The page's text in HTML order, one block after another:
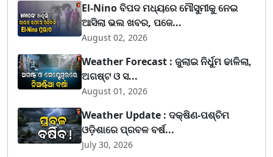
El-Nino ବିପଦ ମଧ୍ୟରେ ମୌସୁମୀକୁ ନେଇ
ଆସିଲା ଭଲ ଖବର, ପଜେ...
August 02, 2026
Weather Forecast : ଜୁଲାଇ ନିର୍ଧୁମ ଢାଳିଲା,
ଅଗଷ୍ଟ ଓ ସ...
August 01, 2026
Weather Update : ଦକ୍ଷିଣ-ପଶ୍ଚିମ
ଓଡ଼ିଶାରେ ପ୍ରବଳ ବର୍ଷ...
July 30, 2026